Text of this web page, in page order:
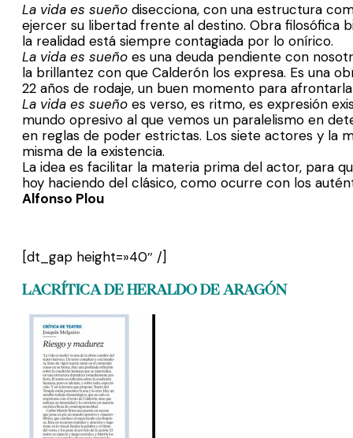
La vida es sueño disecciona, con una estructura
ejercer su libertad frente al destino. Obra filosófica
la realidad está siempre contagiada por lo onírico.
La vida es sueño es una deuda pendiente con
la brillantez con que Calderón los expresa. Es una
22 años de rodaje, un buen momento para
La vida es sueño es verso, es ritmo, es expresión
mundo opresivo al que vemos un paralelismo en
en reglas de poder estrictas. Los siete actores y la
misma de la existencia.
La idea es facilitar la materia prima del actor, para
hoy haciendo del clásico, como ocurre con los
Alfonso Plou
[dt_gap height=»40″ /]
LACRÍTICA DE HERALDO DE ARAGÓN